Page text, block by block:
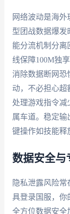
网络波动是海
型团战数据爆发
能分流机制分离
线保障100M独
消除数据断网恐
动，不必担心超
处理游戏指令
属车道。稳定输
键操作如技能释
数据安全与
隐私泄露风险
具登录国服，你
全方位数据安全